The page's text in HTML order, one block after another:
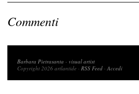
Commenti
Barbara Pietrasanta - visual artist
Copyright 2026 artlantide · RSS Feed ·Accedi